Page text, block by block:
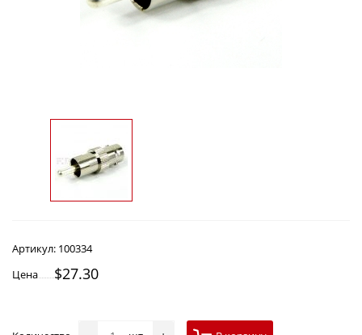
Артикул: 100334
Цена
$27.30